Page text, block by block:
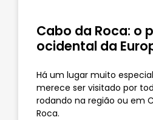
Cabo da Roca: o
ocidental da
Há um lugar muito
merece ser visitado por
rodando na região ou em
Roca.